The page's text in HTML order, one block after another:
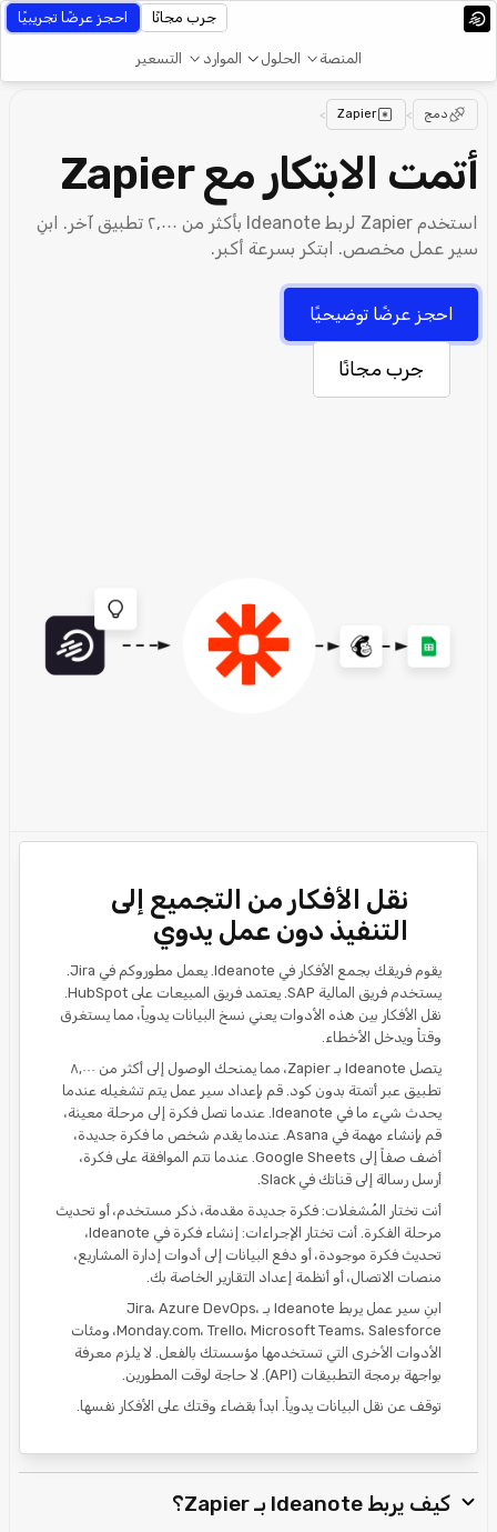
المنصة الحلول الموارد التسعير
جرب مجانًا احجز عرضًا تجريبيًا
دمج >
Zapier
>
أتمت الابتكار مع Zapier
استخدم Zapier لربط Ideanote بأكثر من ٢,٠٠٠ تطبيق آخر. ابنِ
سير عمل مخصص. ابتكر بسرعة أكبر.
احجز عرضًا توضيحيًا
جرب مجانًا
نقل الأفكار من التجميع إلى
التنفيذ دون عمل يدوي
يقوم فريقك بجمع الأفكار في Ideanote. يعمل مطوروكم في Jira.
يستخدم فريق المالية SAP. يعتمد فريق المبيعات على HubSpot.
نقل الأفكار بين هذه الأدوات يعني نسخ البيانات يدوياً، مما يستغرق
وقتاً ويدخل الأخطاء.
يتصل Ideanote بـ Zapier، مما يمنحك الوصول إلى أكثر من ٨,٠٠٠
تطبيق عبر أتمتة بدون كود. قم بإعداد سير عمل يتم تشغيله عندما
يحدث شيء ما في Ideanote. عندما تصل فكرة إلى مرحلة معينة،
قم بإنشاء مهمة في Asana. عندما يقدم شخص ما فكرة جديدة،
أضف صفاً إلى Google Sheets. عندما تتم الموافقة على فكرة،
أرسل رسالة إلى قناتك في Slack.
أنت تختار المُشغلات: فكرة جديدة مقدمة، ذكر مستخدم، أو تحديث
مرحلة الفكرة. أنت تختار الإجراءات: إنشاء فكرة في Ideanote،
تحديث فكرة موجودة، أو دفع البيانات إلى أدوات إدارة المشاريع،
منصات الاتصال، أو أنظمة إعداد التقارير الخاصة بك.
ابنِ سير عمل يربط Ideanote بـ Jira، Azure DevOps،
Monday.com، Trello، Microsoft Teams، Salesforce، ومئات
الأدوات الأخرى التي تستخدمها مؤسستك بالفعل. لا يلزم معرفة
بواجهة برمجة التطبيقات (API). لا حاجة لوقت المطورين.
توقف عن نقل البيانات يدوياً. ابدأ بقضاء وقتك على الأفكار نفسها.
كيف يربط Ideanote بـ Zapier؟